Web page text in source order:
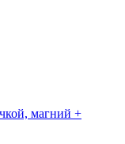
магний +